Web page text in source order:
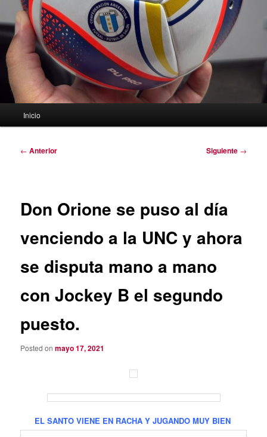
Inicio
Navegación
← Anterior Siguiente →
Don Orione se puso al día
venciendo a la UNC y ahora
se disputa mano a mano
con Jockey B el segundo
puesto.
Posted onmayo 17, 2021
EL SANTO VIENE EN RACHA Y JUGANDO MUY BIEN